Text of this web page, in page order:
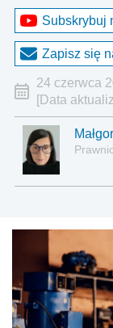
Subskrybuj
Zapisz się
24 czerwca
[Data